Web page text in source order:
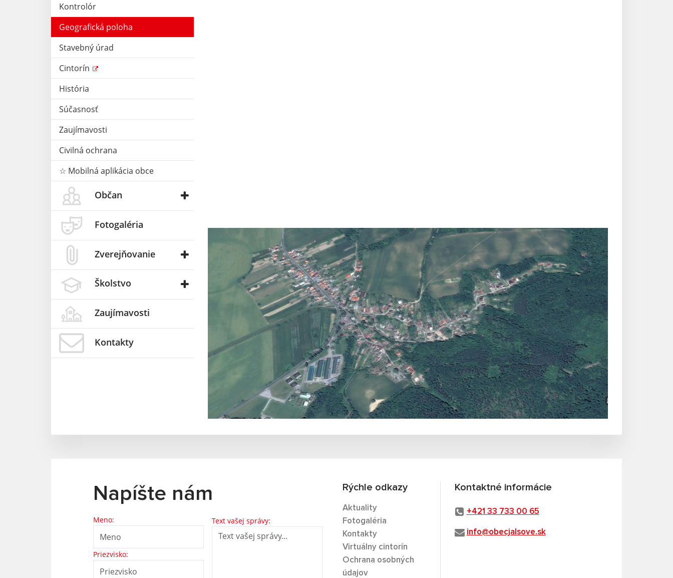
Kontrolór
Geografická poloha
Stavebný úrad
Cintorín
História
Súčasnosť
Zaujímavosti
Civilná ochrana
☆ Mobilná aplikácia obce
Občan
Fotogaléria
Zverejňovanie
Školstvo
Zaujímavosti
Kontakty
Napíšte nám
Meno:
Priezvisko:
Text vašej správy:
Rýchle odkazy
Aktuality
Fotogaléria
Kontakty
Virtuálny cintorín
Ochrana osobných
údajov
Kontaktné informácie
+421 33 733 00 65
info@obecjalsove.sk